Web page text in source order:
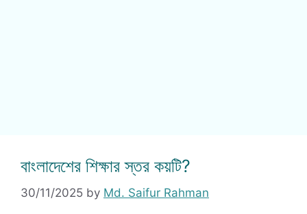
বাংলাদেশের শিক্ষার স্তর কয়টি?
30/11/2025 by Md. Saifur Rahman